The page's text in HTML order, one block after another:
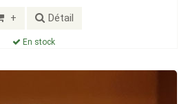
+ Détail
En stock